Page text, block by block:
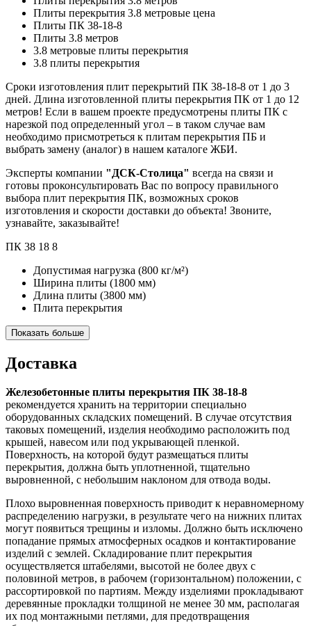
Плиты перекрытия 3.8 метровые цена
Плиты ПК 38-18-8
Плиты 3.8 метров
3.8 метровые плиты перекрытия
3.8 плиты перекрытия
Сроки изготовления плит перекрытий ПК 38-18-8 от 1 до 3
дней. Длина изготовленной плиты перекрытия ПК от 1 до 12
метров! Если в вашем проекте предусмотрены плиты ПК с
нарезкой под определенный угол – в таком случае вам
необходимо присмотреться к плитам перекрытия ПБ и
выбрать замену (аналог) в нашем каталоге ЖБИ.
Эксперты компании "ДСК-Столица" всегда на связи и
готовы проконсультировать Вас по вопросу правильного
выбора плит перекрытия ПК, возможных сроков
изготовления и скорости доставки до объекта! Звоните,
узнавайте, заказывайте!
ПК 38 18 8
Допустимая нагрузка (800 кг/м²)
Ширина плиты (1800 мм)
Длина плиты (3800 мм)
Плита перекрытия
Показать больше
Доставка
Железобетонные плиты перекрытия ПК 38-18-8
рекомендуется хранить на территории специально
оборудованных складских помещений. В случае отсутствия
таковых помещений, изделия необходимо расположить под
крышей, навесом или под укрывающей пленкой.
Поверхность, на которой будут размещаться плиты
перекрытия, должна быть уплотненной, тщательно
выровненной, с небольшим наклоном для отвода воды.
Плохо выровненная поверхность приводит к неравномерному
распределению нагрузки, в результате чего на нижних плитах
могут появиться трещины и изломы. Должно быть исключено
попадание прямых атмосферных осадков и контактирование
изделий с землей. Складирование плит перекрытия
осуществляется штабелями, высотой не более двух с
половиной метров, в рабочем (горизонтальном) положении, с
рассортировкой по партиям. Между изделиями прокладывают
деревянные прокладки толщиной не менее 30 мм, располагая
их под монтажными петлями, для предотвращения